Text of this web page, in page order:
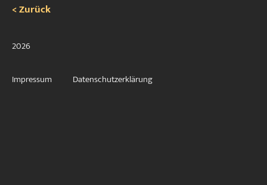
< Zurück
2026
Impressum Datenschutzerklärung